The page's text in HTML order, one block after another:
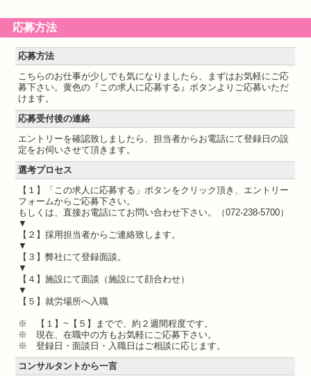
応募方法
応募方法
こちらのお仕事が少しでも気になりましたら、まずはお気軽にご応
募下さい。黄色の『この求人に応募する』ボタンよりご応募いただ
けます。
応募受付後の連絡
エントリーを確認致しましたら、担当者からお電話にて登録日の設
定をお伺いさせて頂きます。
選考プロセス
【１】「この求人に応募する」ボタンをクリック頂き、エントリー
フォームからご応募下さい。
もしくは、直接お電話にてお問い合わせ下さい。（072-238-5700）
▼
【２】採用担当者からご連絡致します。
▼
【３】弊社にて登録面談。
▼
【４】施設にて面談（施設にて顔合わせ）
▼
【５】就労場所へ入職
※ 【１】~【５】までで、約２週間程度です。
※ 現在、在職中の方もお気軽にご応募下さい。
※ 登録日・面談日・入職日はご相談に応じます。
コンサルタントから一言